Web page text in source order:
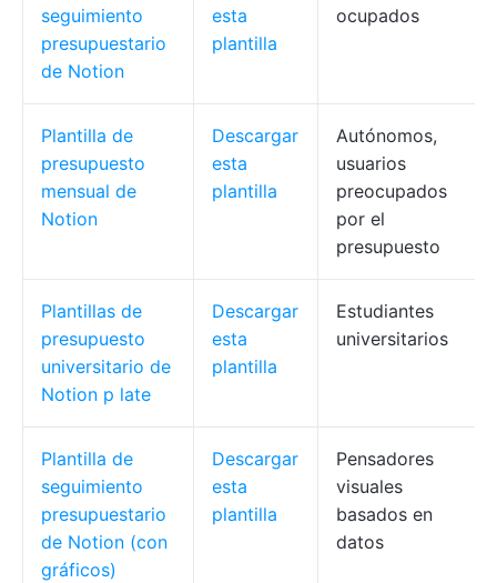
seguimiento
presupuestario
de Notion
esta
plantilla
ocupados
Plantilla de
presupuesto
mensual de
Notion
Descargar
esta
plantilla
Autónomos,
usuarios
preocupados
por el
presupuesto
Plantillas de
presupuesto
universitario de
Notion p late
Descargar
esta
plantilla
Estudiantes
universitarios
Plantilla de
seguimiento
presupuestario
de Notion (con
gráficos)
Descargar
esta
plantilla
Pensadores
visuales
basados en
datos